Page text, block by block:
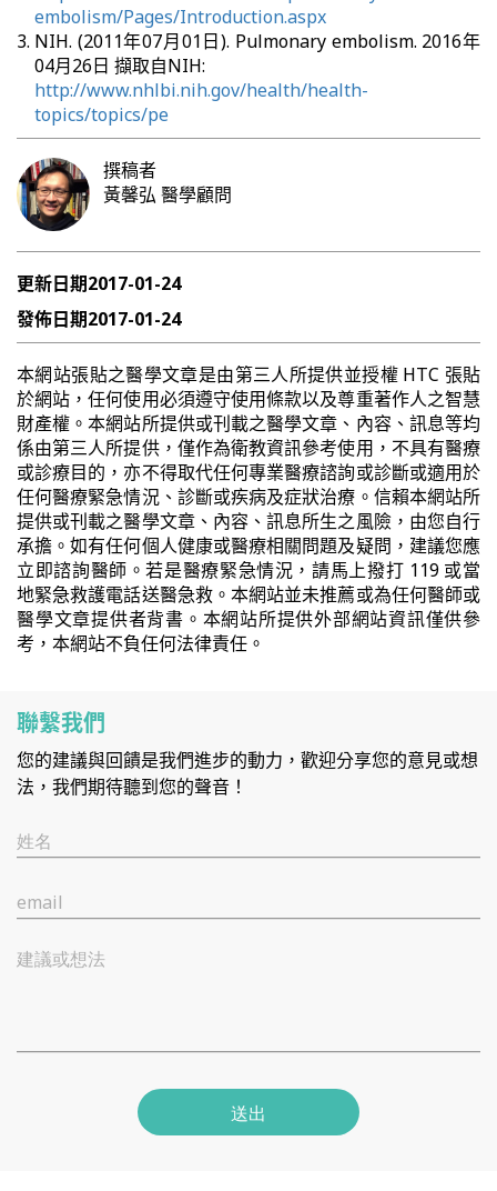
embolism/Pages/Introduction.aspx
NIH. (2011年07月01日). Pulmonary embolism. 2016年
04月26日 擷取自NIH:
http://www.nhlbi.nih.gov/health/health-
topics/topics/pe
撰稿者
黃馨弘 醫學顧問
更新日期2017-01-24
發佈日期2017-01-24
本網站張貼之醫學文章是由第三人所提供並授權 HTC 張貼
於網站，任何使用必須遵守使用條款以及尊重著作人之智慧
財產權。本網站所提供或刊載之醫學文章、內容、訊息等均
係由第三人所提供，僅作為衛教資訊參考使用，不具有醫療
或診療目的，亦不得取代任何專業醫療諮詢或診斷或適用於
任何醫療緊急情況、診斷或疾病及症狀治療。信賴本網站所
提供或刊載之醫學文章、內容、訊息所生之風險，由您自行
承擔。如有任何個人健康或醫療相關問題及疑問，建議您應
立即諮詢醫師。若是醫療緊急情況，請馬上撥打 119 或當
地緊急救護電話送醫急救。本網站並未推薦或為任何醫師或
醫學文章提供者背書。本網站所提供外部網站資訊僅供參
考，本網站不負任何法律責任。
聯繫我們
您的建議與回饋是我們進步的動力，歡迎分享您的意見或想
法，我們期待聽到您的聲音！
姓名
email
建議或想法
送出